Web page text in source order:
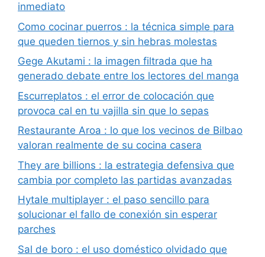
inmediato
Como cocinar puerros : la técnica simple para
que queden tiernos y sin hebras molestas
Gege Akutami : la imagen filtrada que ha
generado debate entre los lectores del manga
Escurreplatos : el error de colocación que
provoca cal en tu vajilla sin que lo sepas
Restaurante Aroa : lo que los vecinos de Bilbao
valoran realmente de su cocina casera
They are billions : la estrategia defensiva que
cambia por completo las partidas avanzadas
Hytale multiplayer : el paso sencillo para
solucionar el fallo de conexión sin esperar
parches
Sal de boro : el uso doméstico olvidado que